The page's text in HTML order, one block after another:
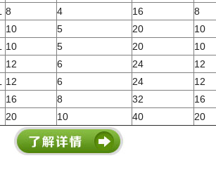
8 4 16 8
10 5 20 10
10 5 20 10
12 6 24 12
12 6 24 12
16 8 32 16
20 10 40 20